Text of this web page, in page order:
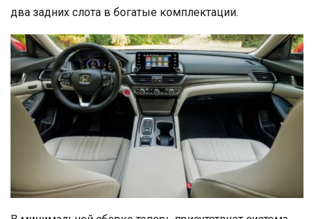
два задних слота в богатые комплектации.